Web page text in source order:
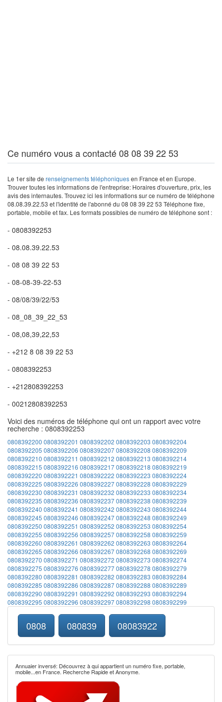
Ce numéro vous a contacté 08 08 39 22 53
Le 1er site de renseignements téléphoniquesen France et en Europe.
Trouver toutes les informations de l'entreprise: Horaires d'ouverture, prix, les
avis des internautes. Trouvez ici les informations sur ce numéro de téléphone
08.08.39.22.53 et l'identité de l'abonné du 08 08 39 22 53 Téléphone fixe,
portable, mobile et fax. Les formats possibles de numéro de téléphone sont :
- 0808392253
- 08.08.39.22.53
- 08 08 39 22 53
- 08-08-39-22-53
- 08/08/39/22/53
- 08_08_39_22_53
- 08,08,39,22,53
- +212 8 08 39 22 53
- 0808392253
- +212808392253
- 00212808392253
Voici des numéros de téléphone qui ont un rapport avec votre
recherche : 0808392253
0808392200 0808392201 0808392202 0808392203 0808392204
0808392205 0808392206 08083922070808392208 0808392209
0808392210 0808392211 0808392212 0808392213 0808392214
0808392215 0808392216 08083922170808392218 0808392219
0808392220 0808392221 0808392222 0808392223 0808392224
0808392225 0808392226 08083922270808392228 0808392229
0808392230 0808392231 0808392232 0808392233 0808392234
0808392235 0808392236 08083922370808392238 0808392239
0808392240 0808392241 0808392242 0808392243 0808392244
0808392245 0808392246 08083922470808392248 0808392249
0808392250 0808392251 0808392252 0808392253 0808392254
0808392255 0808392256 08083922570808392258 0808392259
0808392260 0808392261 0808392262 0808392263 0808392264
0808392265 0808392266 08083922670808392268 0808392269
0808392270 0808392271 0808392272 0808392273 0808392274
0808392275 0808392276 08083922770808392278 0808392279
0808392280 0808392281 0808392282 0808392283 0808392284
0808392285 0808392286 08083922870808392288 0808392289
0808392290 0808392291 0808392292 0808392293 0808392294
0808392295 0808392296 08083922970808392298 0808392299
0808 080839 08083922
Annuaier inversé: Découvrez à qui appartient un numéro fixe, portable,
mobile...en France. Recherche Rapide et Anonyme.